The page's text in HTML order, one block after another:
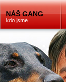
NÁŠ GANG
kdo jsme